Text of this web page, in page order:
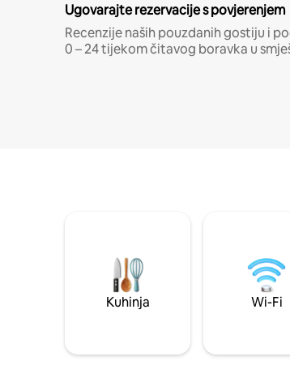
Ugovarajte rezervacije s povjerenjem
Recenzije naših pouzdanih gostiju i
0 – 24 tijekom čitavog boravka u
Kuhinja Wi-Fi